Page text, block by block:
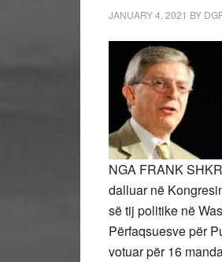
JANUARY 4, 2021 BY
NGA FRANK
dalluar në
së tij politike në
Përfaqsuesve për
votuar për 16